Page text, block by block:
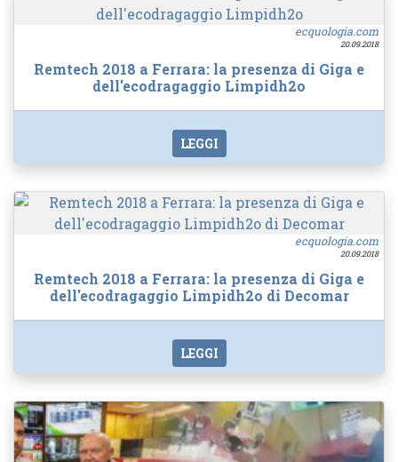
ecquologia.com
20.09.2018
Remtech 2018 a Ferrara: la presenza di Giga e
dell'ecodragaggio Limpidh2o
LEGGI
ecquologia.com
20.09.2018
Remtech 2018 a Ferrara: la presenza di Giga e
dell'ecodragaggio Limpidh2o di Decomar
LEGGI